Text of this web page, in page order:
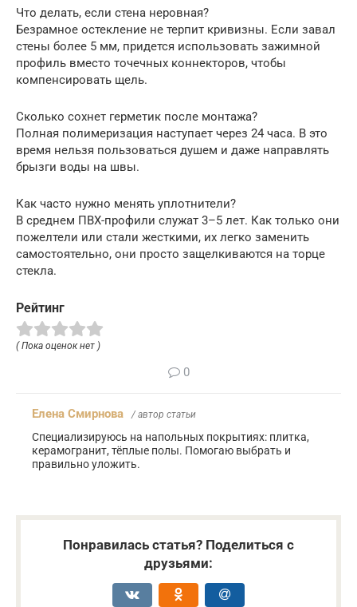
Что делать, если стена неровная?
Безрамное остекление не терпит кривизны. Если завал
стены более 5 мм, придется использовать зажимной
профиль вместо точечных коннекторов, чтобы
компенсировать щель.
Сколько сохнет герметик после монтажа?
Полная полимеризация наступает через 24 часа. В это
время нельзя пользоваться душем и даже направлять
брызги воды на швы.
Как часто нужно менять уплотнители?
В среднем ПВХ-профили служат 3–5 лет. Как только они
пожелтели или стали жесткими, их легко заменить
самостоятельно, они просто защелкиваются на торце
стекла.
Рейтинг
( Пока оценок нет )
0
Елена Смирнова / автор статьи
Специализируюсь на напольных покрытиях: плитка,
керамогранит, тёплые полы. Помогаю выбрать и
правильно уложить.
Понравилась статья? Поделиться с
друзьями: